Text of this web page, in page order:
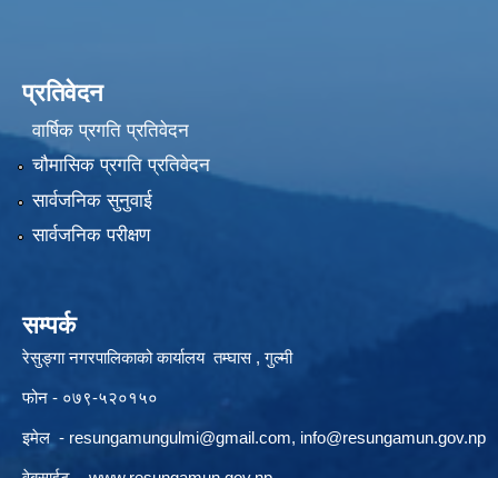
प्रतिवेदन
वार्षिक प्रगति प्रतिवेदन
चौमासिक प्रगति प्रतिवेदन
सार्वजनिक सुनुवाई
सार्वजनिक परीक्षण
सम्पर्क
रेसुङ्गा नगरपालिकाको कार्यालय तम्घास , गुल्मी
फोन - ०७९-५२०१५०
इमेल - resungamungulmi@gmail.com, info@resungamun.gov.np